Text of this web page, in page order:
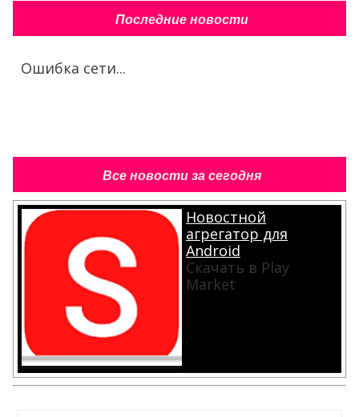
Последние новости
Ошибка сети...
Все новости за сегодня
Новостной
агрегатор для
Android
Скачать в Play
Market